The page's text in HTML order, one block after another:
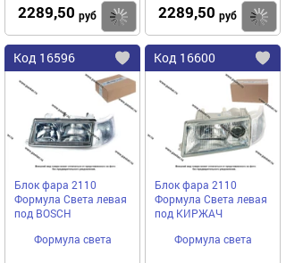
2289,50 руб Купить
2289,50 руб
Код 16596
Добавить
в
избранное
Блок фара 2110
Формула Света левая
под BOSCH
Формула света
Код 16600
Блок фара 2110
Формула Света левая
под КИРЖАЧ
Формула света